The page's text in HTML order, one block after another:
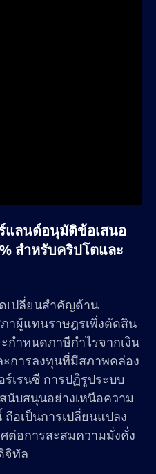
แลนด์อนุมัติข้อเสนอ
สำหรับคริปโตและ
เปลี่ยนสำคัญด้าน
าผู้แทนราษฎรเพิ่งตัดสิน
กำหนดภาษีกำไรจากเงิน
การลงทุนที่มีสภาพคล่อง
เรนซี การปฏิรูประบบ
นับสนุนอย่างเหนือความ
ถือเป็นการเปลี่ยนแปลง
ต่อการสะสมความมั่งคั่ง
จิทัล